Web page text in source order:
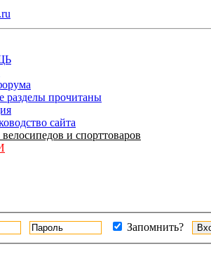
разделы прочитаны
сайта
и спорттоваров
Запомнить?